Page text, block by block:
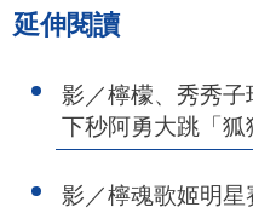
延伸閱讀
影／檸檬、秀秀
下秒阿勇大跳「狐
影／檸魂歌姬明